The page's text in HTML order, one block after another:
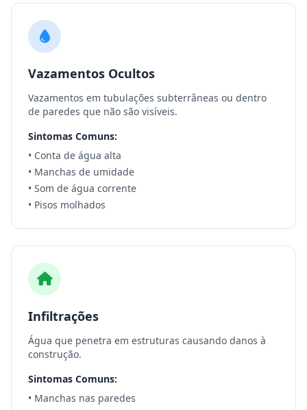
Vazamentos Ocultos
Vazamentos em tubulações subterrâneas ou dentro
de paredes que não são visíveis.
Sintomas Comuns:
• Conta de água alta
• Manchas de umidade
• Som de água corrente
• Pisos molhados
Infiltrações
Água que penetra em estruturas causando danos à
construção.
Sintomas Comuns:
• Manchas nas paredes